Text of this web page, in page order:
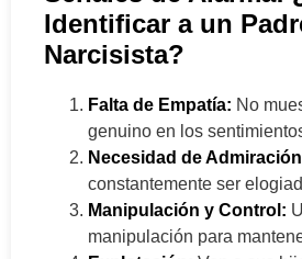
Identificar a un
Narcisista?
Falta de Empatía: No
genuino en los
Necesidad de
constantemente ser
Manipulación y Control:
manipulación para